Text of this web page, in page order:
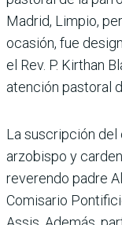
Madrid, Limpio,
ocasión, fue
el Rev. P. Kirthan
atención pastoral
La suscripción del
arzobispo y
reverendo padre
Comisario